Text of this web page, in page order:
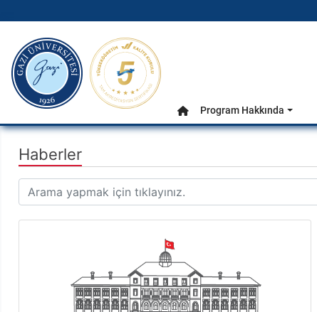
Ana Menü
gazi.edu.tr
Anasayfa
Program Hakkında
Haberler